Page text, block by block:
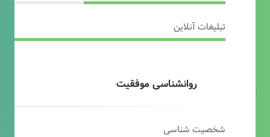
تبلیغات آنلاین
روانشناسی موفقیت
شخصیت شناسی